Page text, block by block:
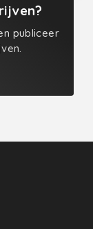
publiceer